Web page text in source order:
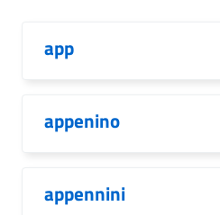
app
appenino
appennini